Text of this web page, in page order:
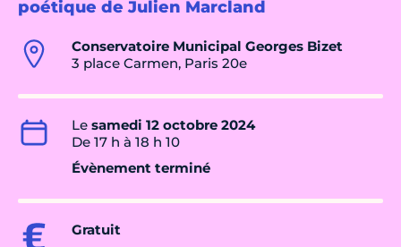
poétique de Julien Marcland
Conservatoire Municipal Georges Bizet
3 place Carmen, Paris 20e
Le samedi 12 octobre 2024
De 17 h à 18 h 10
Évènement terminé
Gratuit